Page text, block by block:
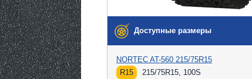
Доступные размеры
NORTEC AT-560 215/75R15
R15
215/75R15, 100S